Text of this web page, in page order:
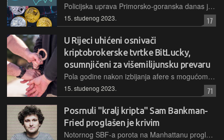
Policijska uprava Primorsko-goranska danas je, nakon uhićenja vlasnika propale burze kriptovaluta BitLucky, održala tiskovnu konferenciju, na kojoj je otkrila neke pojedinosti ovog slučaja
15. studenog 2023. 17
U Rijeci uhićeni osnivači
kriptobrokerske tvrtke BitLucky,
osumnjičeni za višemilijunsku prevaru
Pola godine nakon izbijanja afere s mogućom višemilijunskom prevarom ulagača u kriptovalute, uhićeni su osnivači propalog hrvatskog brokera za trgovanje kriptovalutama
15. studenog 2023. 71
Posrnuli "kralj kripta" Sam Bankman-
Fried proglašen je krivim
Notornog SBF-a porota na Manhattanu proglasila je krivim za prevaru i pranje novca, a svoju sudbinu i dužinu zatvorske kazne doznat će krajem ožujka